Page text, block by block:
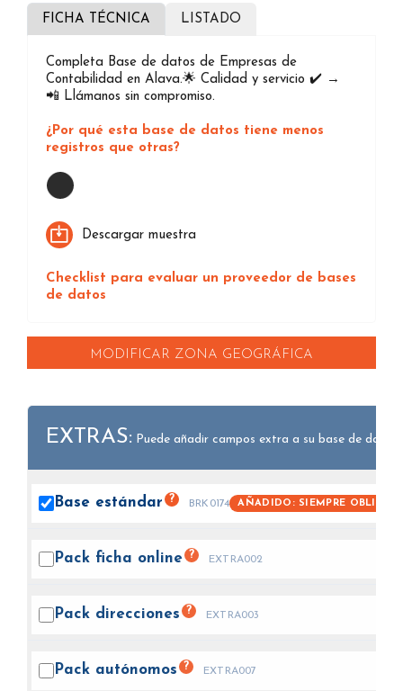
FICHA TÉCNICA LISTADO
Completa Base de datos de Empresas de
Contabilidad en Alava.🌟 Calidad y servicio ✔️ →
📲 Llámanos sin compromiso.
¿Por qué esta base de datos tiene menos
registros que otras?
Descargar muestra
Checklist para evaluar un proveedor de bases
de datos
MODIFICAR ZONA GEOGRÁFICA
EXTRAS: Puede añadir campos extra a su base de datos.
Base estándar ? BRK0174 AÑADIDO: SIEMPRE
Pack ficha online ? EXTRA002
Pack direcciones ? EXTRA003
Pack autónomos ? EXTRA007